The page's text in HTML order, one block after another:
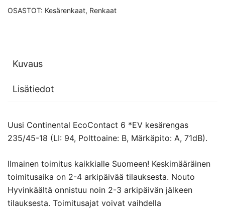
OSASTOT: Kesärenkaat, Renkaat
Kuvaus
Lisätiedot
Uusi Continental EcoContact 6 *EV kesärengas
235/45-18 (LI: 94, Polttoaine: B, Märkäpito: A, 71dB).
Ilmainen toimitus kaikkialle Suomeen! Keskimääräinen
toimitusaika on 2-4 arkipäivää tilauksesta. Nouto
Hyvinkäältä onnistuu noin 2-3 arkipäivän jälkeen
tilauksesta. Toimitusajat voivat vaihdella